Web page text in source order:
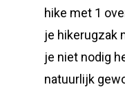
hike met 1
je hikerugzak
je niet nodig
natuurlijk